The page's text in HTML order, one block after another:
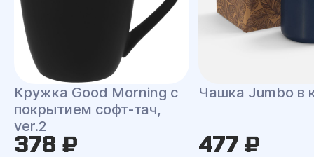
Кружка Good Morning с
покрытием софт-тач,
ver.2
378 ₽
Чашка Jumbo в
477 ₽